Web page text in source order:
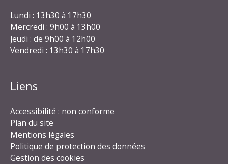
Lundi : 13h30 à 17h30
Mercredi : 9h00 à 13h00
Jeudi : de 9h00 à 12h00
Vendredi : 13h30 à 17h30
Liens
Accessibilité : non conforme
Plan du site
Mentions légales
Politique de protection des données
Gestion des cookies